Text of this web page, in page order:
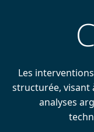
Les
structurée, visant
analyses